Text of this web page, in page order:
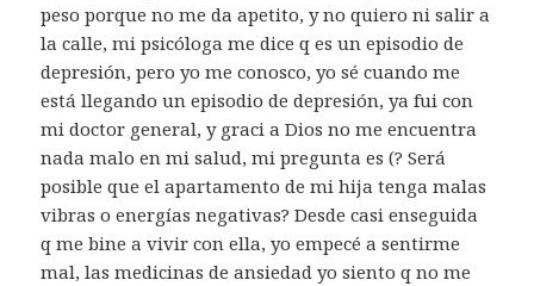
peso porque no me da apetito, y no quiero ni salir a
la calle, mi psicóloga me dice q es un episodio de
depresión, pero yo me conosco, yo sé cuando me
está llegando un episodio de depresión, ya fui con
mi doctor general, y graci a Dios no me encuentra
nada malo en mi salud, mi pregunta es (? Será
posible que el apartamento de mi hija tenga malas
vibras o energías negativas? Desde casi enseguida
q me bine a vivir con ella, yo empecé a sentirme
mal, las medicinas de ansiedad yo siento q no me